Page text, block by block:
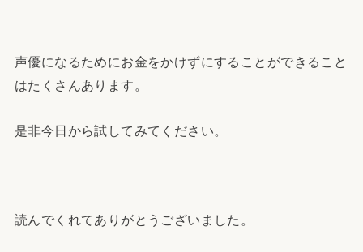
声優になるためにお金をかけずにすることができること
はたくさんあります。
是非今日から試してみてください。
読んでくれてありがとうございました。